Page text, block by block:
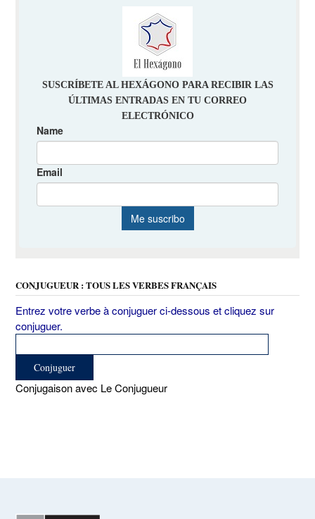
CONJUGUEUR : TOUS LES VERBES FRANÇAIS
Entrez votre verbe à conjuguer ci-dessous et cliquez sur
conjuguer.
Conjugaison avec Le Conjugueur